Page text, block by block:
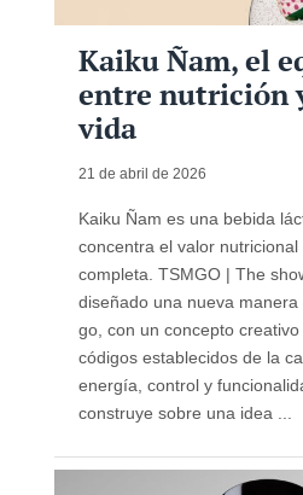
Kaiku Ñam, el
entre nutrición
vida
21 de abril de 2026
Kaiku Ñam es una bebida
concentra el valor
completa. TSMGO | The
diseñado una nueva
go, con un concepto
códigos establecidos de la
energía, control y
construye sobre una idea ...